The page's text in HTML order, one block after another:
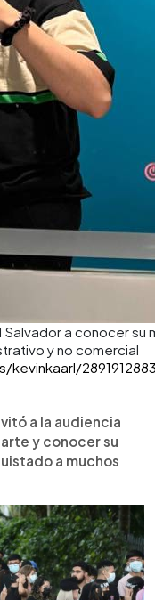
Salvador a conocer su
y no comercial
a la audiencia
y conocer su
a muchos